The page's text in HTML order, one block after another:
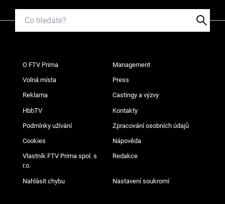
O FTV Prima Management
Volná místa Press
Reklama Castingy a výzvy
HbbTV Kontakty
Podmínky užívání Zpracování osobních údajů
Cookies Nápověda
Vlastník FTV Prima spol. s
r.o.
Redakce
Nahlásit chybu Nastavení soukromí